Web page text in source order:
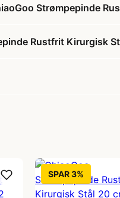
Strømpepinde
Rustfrit Kirurgisk
SPAR 3%